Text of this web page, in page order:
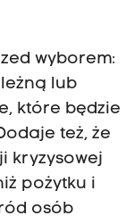
wyborem:
lub
które będzie
też, że
kryzysowej
pożytku i
osób